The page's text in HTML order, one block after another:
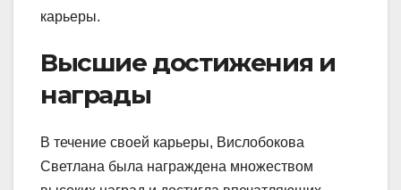
карьеры.
Высшие достижения и
награды
В течение своей карьеры, Вислобокова
Светлана была награждена множеством